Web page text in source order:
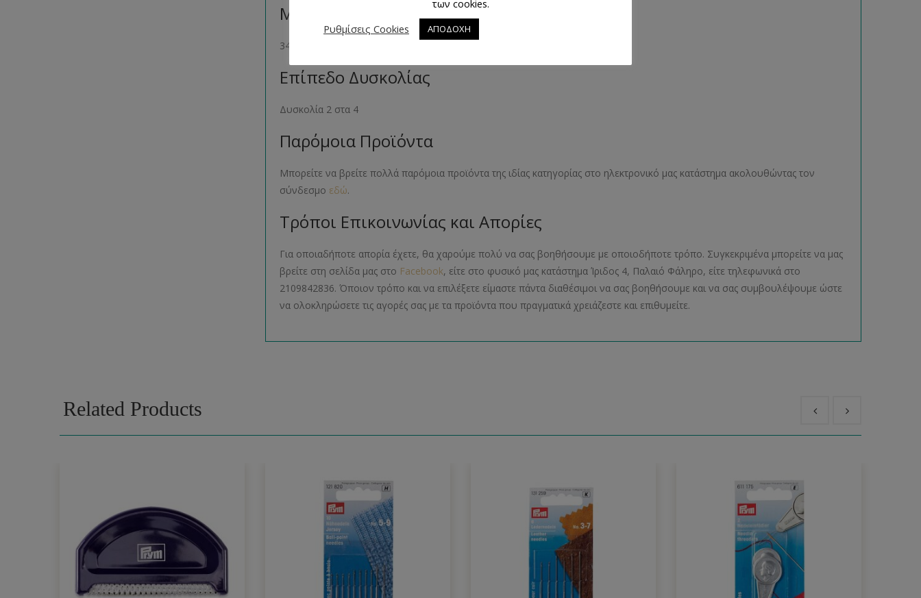
Μέγεθος Προϊόντος
34- 36- 38- 40- 42- 44- 46
Επίπεδο Δυσκολίας
Δυσκολία 2 στα 4
Παρόμοια Προϊόντα
Μπορείτε να βρείτε πολλά παρόμοια προϊόντα της ιδίας κατηγορίας στο ηλεκτρονικό μας κατάστημα ακολουθώντας τον
σύνδεσμο εδώ.
Τρόποι Επικοινωνίας και Απορίες
Για οποιαδήποτε απορία έχετε, θα χαρούμε πολύ να σας βοηθήσουμε με οποιοδήποτε τρόπο. Συγκεκριμένα μπορείτε να μας
βρείτε στη σελίδα μας στο Facebook, είτε στο φυσικό μας κατάστημα Ίριδος 4, Παλαιό Φάληρο, είτε τηλεφωνικά στο
2109842836. Όποιον τρόπο και να επιλέξετε είμαστε πάντα διαθέσιμοι να σας βοηθήσουμε και να σας συμβουλέψουμε ώστε
να ολοκληρώσετε τις αγορές σας με τα προϊόντα που πραγματικά χρειάζεστε και επιθυμείτε.
Related Products
των cookies.
Ρυθμίσεις Cookies
ΑΠΟΔΟΧΗ